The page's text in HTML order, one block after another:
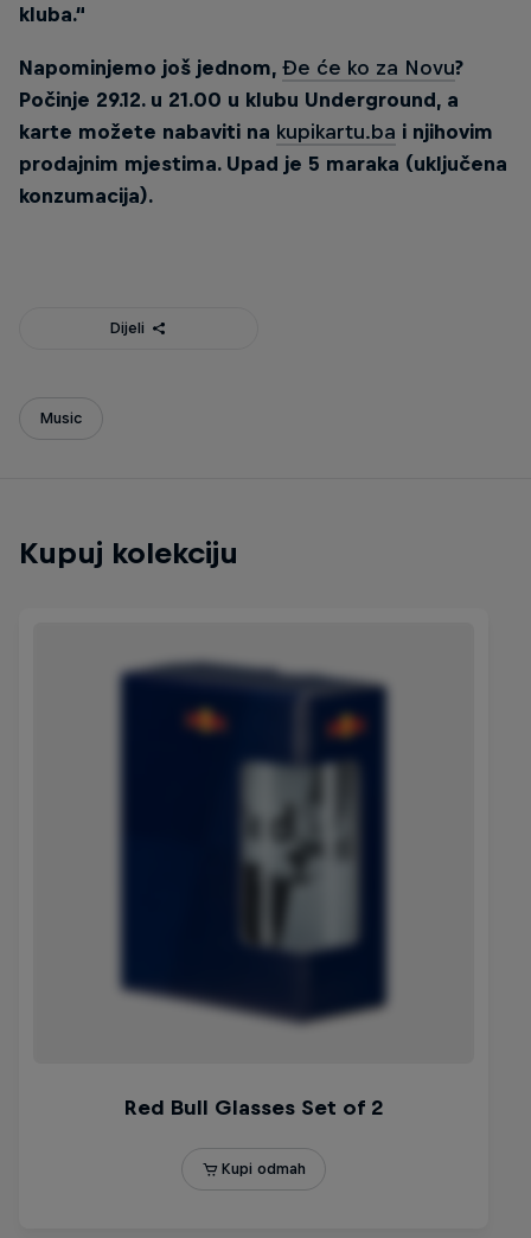
kluba.“
Napominjemo još jednom, Đe će ko za Novu?
Počinje 29.12. u 21.00 u klubu Underground, a
karte možete nabaviti na kupikartu.ba i njihovim
prodajnim mjestima. Upad je 5 maraka (uključena
konzumacija).
Dijeli
Music
Kupuj kolekciju